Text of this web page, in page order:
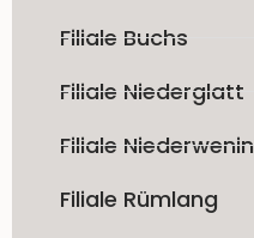
Filiale Buchs
Filiale Niederglatt
Filiale
Filiale Rümlang